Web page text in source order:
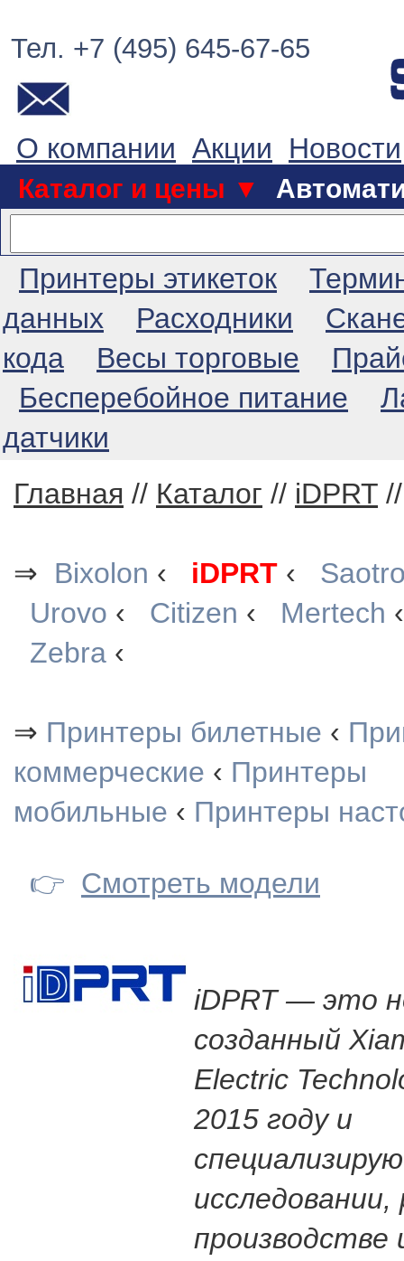
Тел. +7 (495) 645-67-65
О компании Акции Новости
Каталог и цены ▼
Принтеры этикеток
данных
Расходники
кода
Весы торговые
Бесперебойное питание
датчики
Главная // Каталог // iDPRT
⇒ Bixolon ‹ iDPRT ‹
Urovo ‹ Citizen ‹ Mertech
Zebra ‹
⇒ Принтеры билетные ‹
коммерческие ‹ Принтеры
мобильные ‹ Принтеры
👉 Смотреть модели
iDPRT — это
созданный
Electric
2015 году и
производстве